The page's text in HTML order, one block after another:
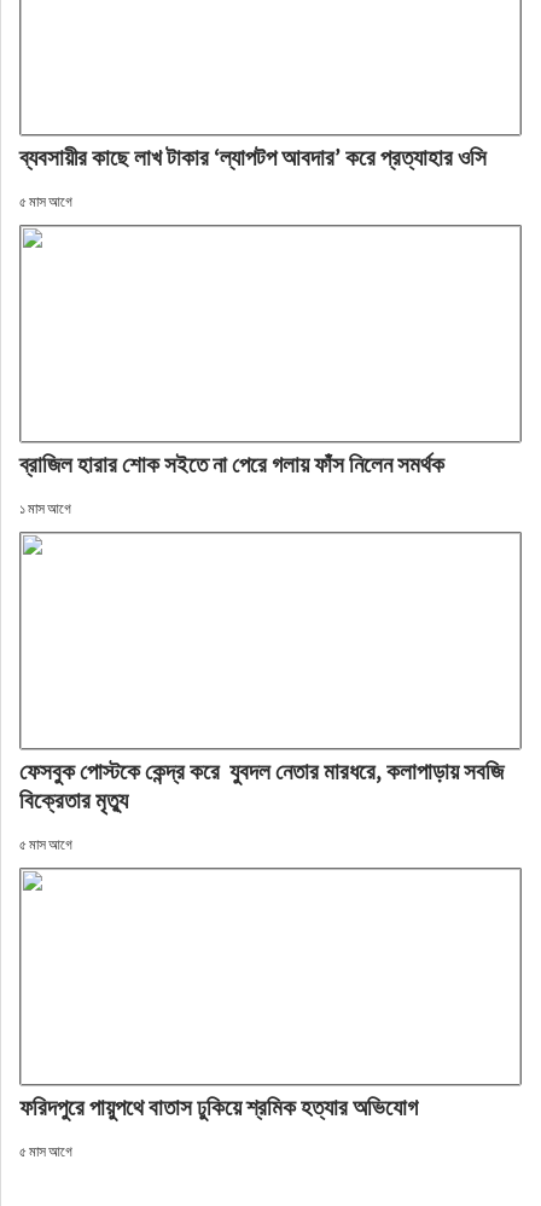
ব্যবসায়ীর কাছে লাখ টাকার ‘ল্যাপটপ আবদার’ করে প্রত্যাহার ওসি
৫ মাস আগে
ব্রাজিল হারার শোক সইতে না পেরে গলায় ফাঁস নিলেন সমর্থক
১ মাস আগে
ফেসবুক পোস্টকে কেন্দ্র করে যুবদল নেতার মারধরে, কলাপাড়ায় সবজি
বিক্রেতার মৃত্যু
৫ মাস আগে
ফরিদপুরে পায়ুপথে বাতাস ঢুকিয়ে শ্রমিক হত্যার অভিযোগ
৫ মাস আগে